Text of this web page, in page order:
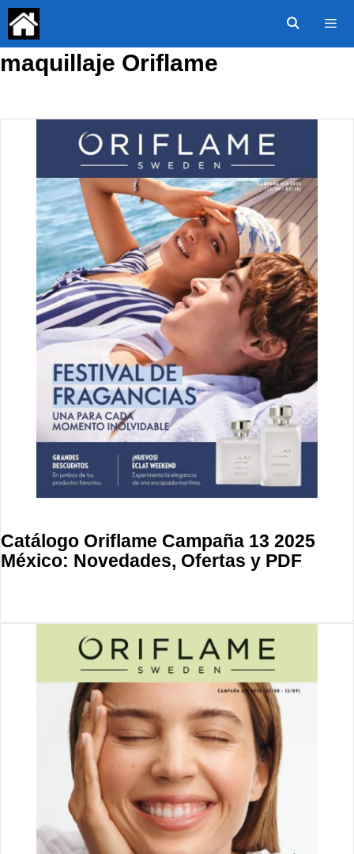
Saltar
contenido
maquillaje Oriflame
Catálogo Oriflame Campaña 13 2025
México: Novedades, Ofertas y PDF